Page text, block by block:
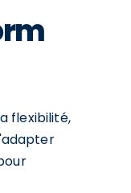
flexibilité,